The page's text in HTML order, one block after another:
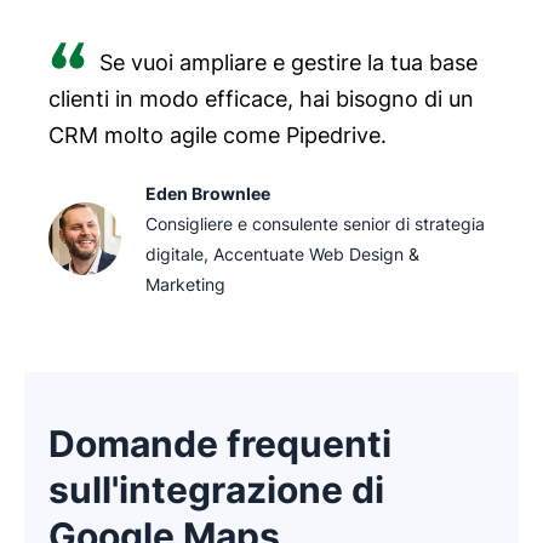
Se vuoi ampliare e gestire la tua base
clienti in modo efficace, hai bisogno di un
CRM molto agile come Pipedrive.
Eden Brownlee
Consigliere e consulente senior di strategia
digitale, Accentuate Web Design &
Marketing
Domande frequenti
sull'integrazione di